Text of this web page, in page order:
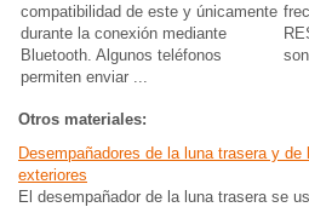
compatibilidad de este y únicamente
durante la conexión mediante
Bluetooth. Algunos teléfonos
permiten enviar ...
Otros materiales:
Desempañadores de la luna trasera y
exteriores
El desempañador de la luna trasera se